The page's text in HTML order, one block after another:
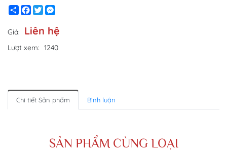
ShareFacebook
Twitter
Giá: Liên hệ
Lượt xem: 1240
Chi tiết Sản phẩm Bình luận
SẢN PHẨM CÙNG LOẠI